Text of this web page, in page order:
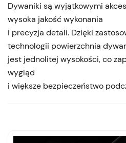
Dywaniki są wyjątkowymi
wysoka jakość wykonania
i precyzja detali. Dzięki
technologii powierzchnia
jest jednolitej wysokości, co
wygląd
i większe bezpieczeństwo